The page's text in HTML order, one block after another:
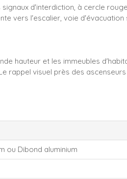
d'interdiction, à cercle
vers l'escalier, voie d'évacuation
hauteur et les immeubles
rappel visuel près des
ou Dibond aluminium